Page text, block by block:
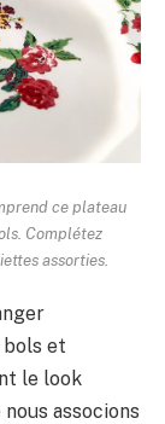
ce plateau
Complétez
assorties.
bols et
le look
associons